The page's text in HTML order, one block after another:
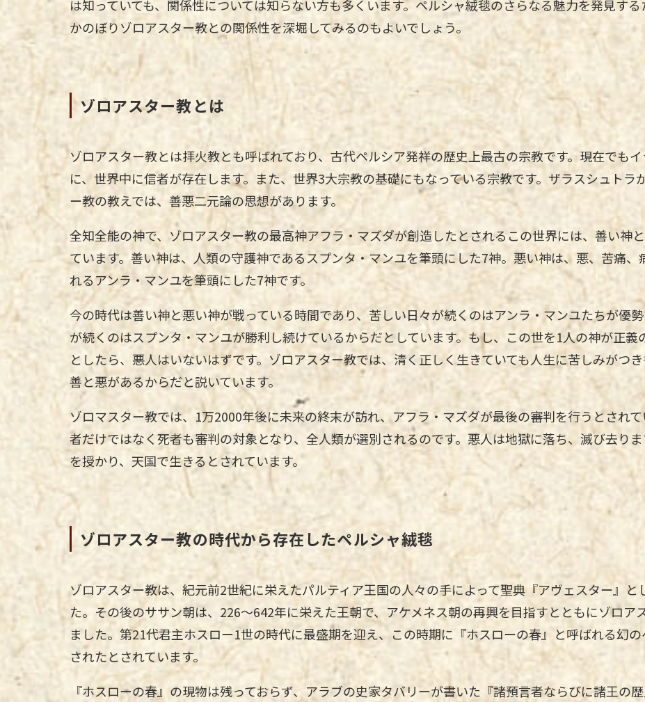
は知っていても、関係性については知らない方も多くいます。ペルシャ絨毯のさらなる魅力を発見す
かのぼりゾロアスター教との関係性を深堀してみるのもよいでしょう。
ゾロアスター教とは
ゾロアスター教とは拝火教とも呼ばれており、古代ペルシア発祥の歴史上最古の宗教です。現在でも
に、世界中に信者が存在します。また、世界3大宗教の基礎にもなっている宗教です。ザラスシュトラ
ー教の教えでは、善悪二元論の思想があります。
全知全能の神で、ゾロアスター教の最高神アフラ・マズダが創造したとされるこの世界には、善い神
ています。善い神は、人類の守護神であるスプンタ・マンユを筆頭にした7神。悪い神は、悪、苦痛、
れるアンラ・マンユを筆頭にした7神です。
今の時代は善い神と悪い神が戦っている時間であり、苦しい日々が続くのはアンラ・マンユたちが優
が続くのはスプンタ・マンユが勝利し続けているからだとしています。もし、この世を1人の神が正義
としたら、悪人はいないはずです。ゾロアスター教では、清く正しく生きていても人生に苦しみがつ
善と悪があるからだと説いています。
ゾロマスター教では、1万2000年後に未来の終末が訪れ、アフラ・マズダが最後の審判を行うとされ
者だけではなく死者も審判の対象となり、全人類が選別されるのです。悪人は地獄に落ち、滅び去り
を授かり、天国で生きるとされています。
ゾロアスター教の時代から存在したペルシャ絨毯
ゾロアスター教は、紀元前2世紀に栄えたパルティア王国の人々の手によって聖典『アヴェスター』と
た。その後のササン朝は、226～642年に栄えた王朝で、アケメネス朝の再興を目指すとともにゾロア
ました。第21代君主ホスロー1世の時代に最盛期を迎え、この時期に『ホスローの春』と呼ばれる幻
されたとされています。
『ホスローの春』の現物は残っておらず、アラブの史家タバリーが書いた『諸預言者ならびに諸王の